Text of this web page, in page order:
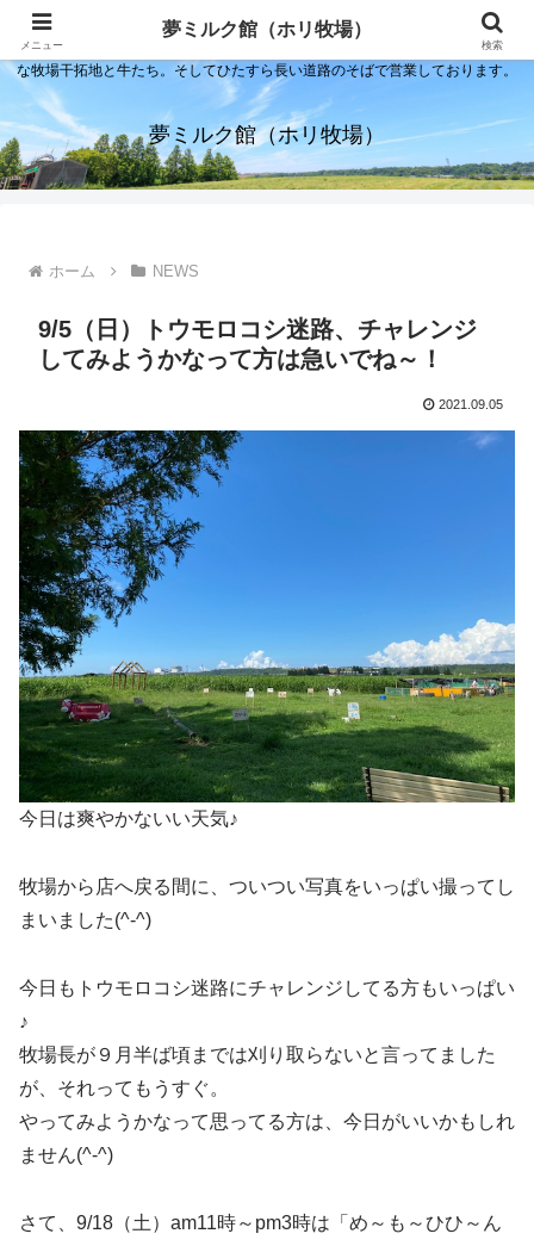
夢ミルク館！それは石川の金沢の隣にある内灘町にあるソフトクリーム屋で
す。日本海のすぐそばで展開する当店は、まるで小京都ならぬ小北海道のよう
な牧場干拓地と牛たち。そしてひたすら長い道路のそばで営業しております。
夢ミルク館（ホリ牧場）
ホーム NEWS
9/5（日）トウモロコシ迷路、チャレンジ
してみようかなって方は急いでね～！
2021.09.05
今日は爽やかないい天気♪
牧場から店へ戻る間に、ついつい写真をいっぱい撮ってし
まいました(^-^)
今日もトウモロコシ迷路にチャレンジしてる方もいっぱい
♪
牧場長が９月半ば頃までは刈り取らないと言ってました
が、それってもうすぐ。
やってみようかなって思ってる方は、今日がいいかもしれ
ません(^-^)
さて、9/18（土）am11時～pm3時は「め～も～ひひ～ん
メニュー
夢ミルク館（ホリ牧場）
検索